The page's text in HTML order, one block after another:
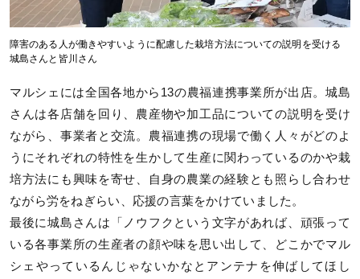
障害のある人が働きやすいように配慮した栽培方法についての説明を受ける
城島さんと皆川さん
マルシェには全国各地から13の農福連携事業所が出店。城島
さんは各店舗を回り、農産物や加工品についての説明を受け
ながら、事業者と交流。農福連携の現場で働く人々がどのよ
うにそれぞれの特性を生かして生産に関わっているのかや栽
培方法にも興味を寄せ、自身の農業の経験とも照らし合わせ
ながら労をねぎらい、応援の言葉をかけていました。
最後に城島さんは「ノウフクという文字があれば、頑張って
いる各事業所の生産者の顔や味を思い出して、どこかでマル
シェやっているんじゃないかなとアンテナを伸ばしてほし